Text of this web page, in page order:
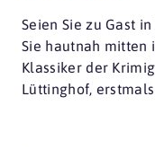
Seien Sie zu Gast
Sie hautnah mitten
Klassiker der
Lüttinghof,